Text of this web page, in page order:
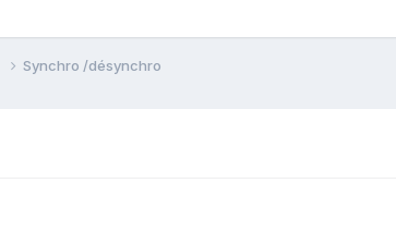
Synchro /désynchro